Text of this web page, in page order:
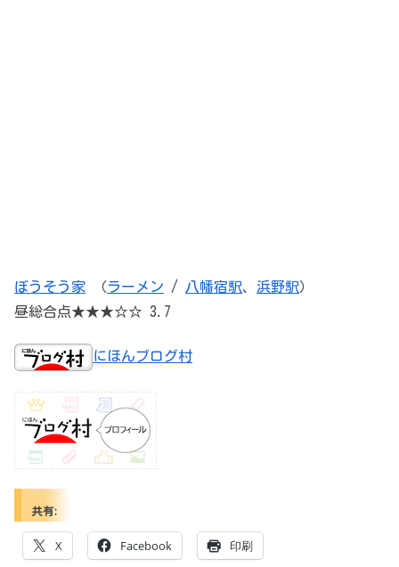
ぼうそう家 （ラーメン / 八幡宿駅、 浜野駅）
昼総合点★★★☆☆ 3.7
にほんブログ村
共有:
X Facebook 印刷